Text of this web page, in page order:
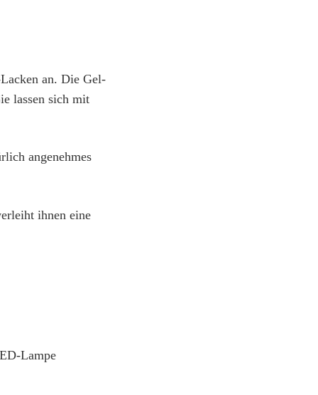
an. Die Gel-
lassen sich mit
angenehmes
ihnen eine
Lampe